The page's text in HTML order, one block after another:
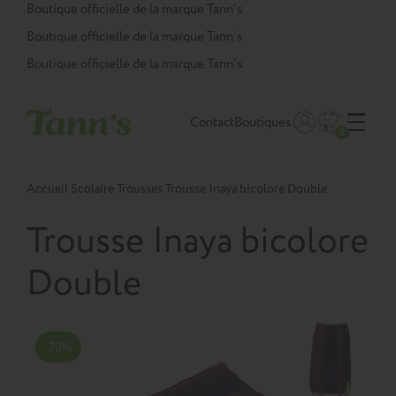
Panneau de gestion des cookies
Boutique officielle de la marque Tann’s
Boutique officielle de la marque Tann’s
Boutique officielle de la marque Tann’s
ContactBoutiques
Accueil Scolaire Trousses Trousse Inaya bicolore Double
Trousse Inaya bicolore
Double